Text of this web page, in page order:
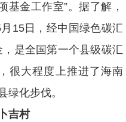
金工作室”。据了解，
15日，经中国绿色碳汇
是全国第一个县级碳汇
很大程度上推进了海南
绿化步伐。
吉村